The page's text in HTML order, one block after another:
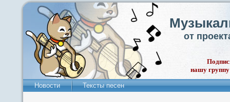
от
нашу
Новости Тексты песен